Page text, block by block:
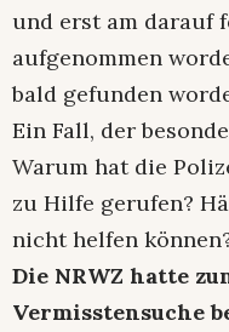
und erst am darauf
aufgenommen
bald gefunden
Ein Fall, der
Warum hat die
zu Hilfe gerufen?
nicht helfen
Die NRWZ hatte
Vermisstensuche